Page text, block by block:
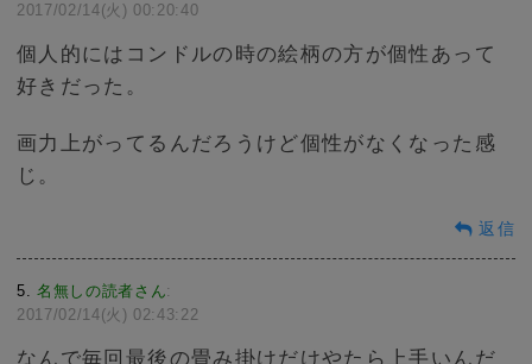
2017/02/14(火) 00:20:40
個人的にはコンドルの時の絵柄の方が個性あって
好きだった。
画力上がってるんだろうけど個性がなくなった感
じ。
返信
5 名無しの読者さん:
2017/02/14(火) 02:43:22
なんで毎回最後の畳み掛けだけやたら上手いんだ